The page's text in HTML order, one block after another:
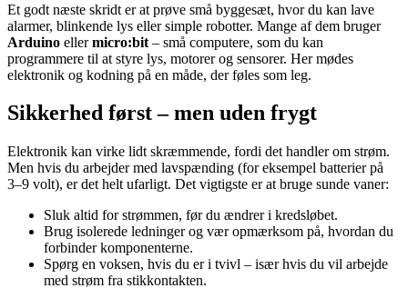
Et godt næste skridt er at prøve små byggesæt, hvor du kan lave
alarmer, blinkende lys eller simple robotter. Mange af dem bruger
Arduino ellermicro:bit – små computere, som du kan
programmere til at styre lys, motorer og sensorer. Her mødes
elektronik og kodning på en måde, der føles som leg.
Sikkerhed først – men uden frygt
Elektronik kan virke lidt skræmmende, fordi det handler om strøm.
Men hvis du arbejder med lavspænding (for eksempel batterier på
3–9 volt), er det helt ufarligt. Det vigtigste er at bruge sunde vaner:
Sluk altid for strømmen, før du ændrer i kredsløbet.
Brug isolerede ledninger og vær opmærksom på, hvordan du
forbinder komponenterne.
Spørg en voksen, hvis du er i tvivl – især hvis du vil arbejde
med strøm fra stikkontakten.